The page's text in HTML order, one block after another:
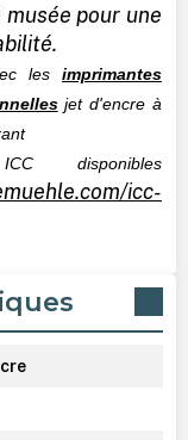
pour une
les imprimantes
jet d'encre à
disponibles
icc-